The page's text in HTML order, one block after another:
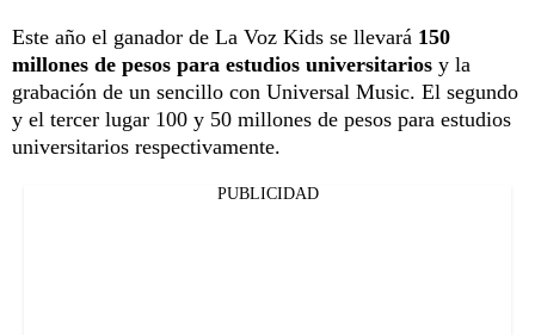
Este año el ganador de La Voz Kids se llevará 150
millones de pesos para estudios universitarios y la
grabación de un sencillo con Universal Music. El segundo
y el tercer lugar 100 y 50 millones de pesos para estudios
universitarios respectivamente.
PUBLICIDAD